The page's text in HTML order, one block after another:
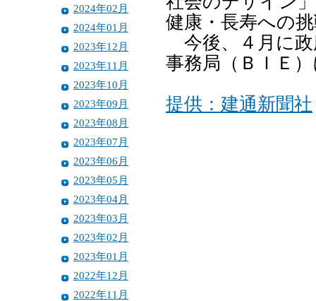
2024年02月
2024年01月
2023年12月
2023年11月
2023年10月
2023年09月
2023年08月
2023年07月
2023年06月
2023年05月
2023年04月
2023年03月
2023年02月
2023年01月
2022年12月
2022年11月
健康・長寿への
今後、４月に政
事務局（ＢＩＥ
提供：建通新聞社